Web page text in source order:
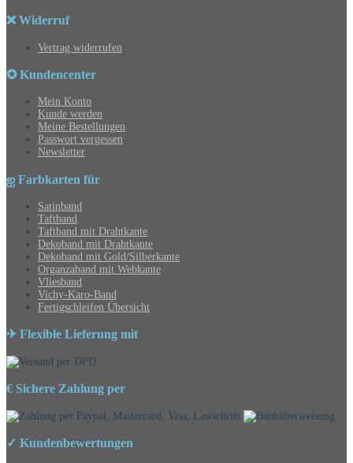
❌ Widerruf
Vertrag widerrufen
✪ Kundencenter
Mein Konto
Kunde werden
Meine Bestellungen
Passwort vergessen
Newsletter
ஐ Farbkarten für
Satinband
Taftband
Taftband mit Drahtkante
Dekoband mit Drahtkante
Dekoband mit Gold/Silberkante
Organzaband mit Webkante
Vliesband
Vichy-Karo-Band
Fertigschleifen Übersicht
✈ Flexible Lieferung mit
€ Sichere Zahlung per
✓ Kundenbewertungen